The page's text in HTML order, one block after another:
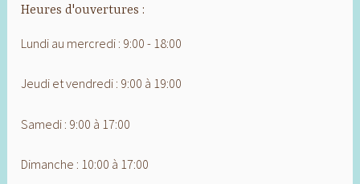
Heures d'ouvertures :
Lundi au mercredi : 9:00 - 18:00
Jeudi et vendredi : 9:00 à 19:00
Samedi : 9:00 à 17:00
Dimanche : 10:00 à 17:00